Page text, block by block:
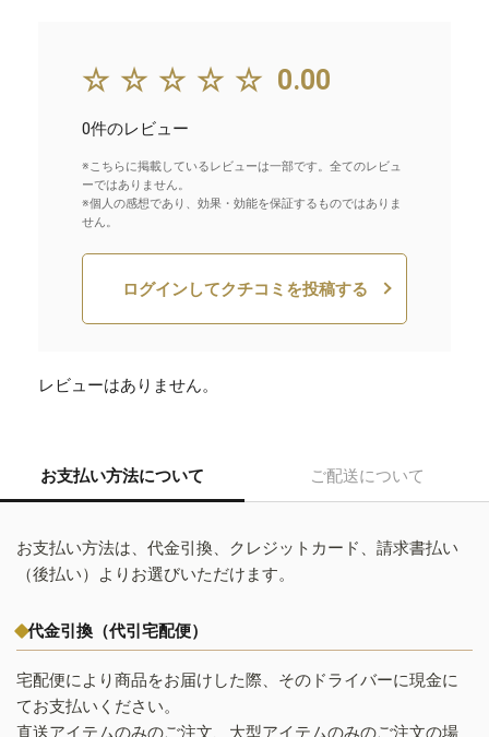
☆☆☆☆☆ 0.00
0件のレビュー
※こちらに掲載しているレビューは一部です。全てのレビュ
ーではありません。
※個人の感想であり、効果・効能を保証するものではありま
せん。
ログインしてクチコミを投稿する
レビューはありません。
お支払い方法について ご配送について
お支払い方法は、代金引換、クレジットカード、請求書払い
（後払い）よりお選びいただけます。
代金引換（代引宅配便）
宅配便により商品をお届けした際、そのドライバーに現金に
てお支払いください。
直送アイテムのみのご注文、大型アイテムのみのご注文の場